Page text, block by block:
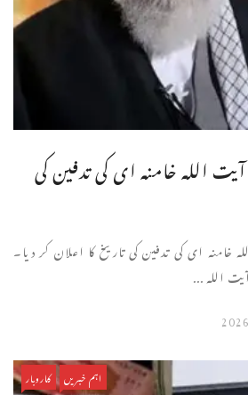
اللہ خامنہ ای کی تدفین کی
خامنہ ای کی تدفین کی تاریخ کا اعلان کر دیا۔
اللہ ...
اہم خبریں کاروبار